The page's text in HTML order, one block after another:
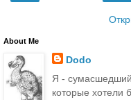
About Me
Dodo
Я -
которые хотели